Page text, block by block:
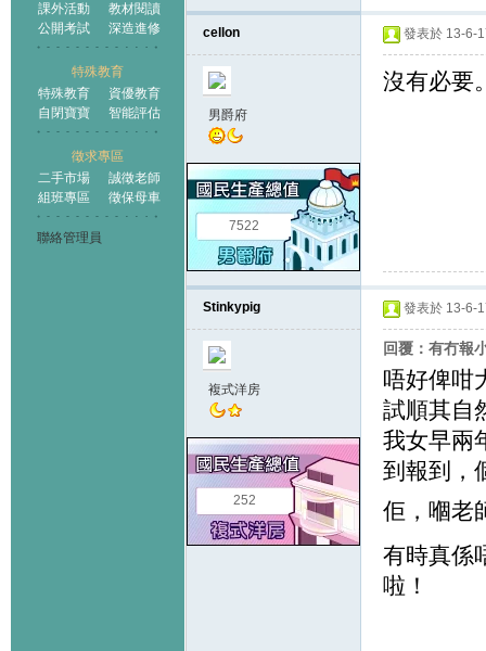
課外活動
教材閱讀
公開考試
深造進修
特殊教育
特殊教育
資優教育
自閉寶寶
智能評估
徵求專區
二手市場
誠徵老師
組班專區
徵保母車
聯絡管理員
cellon
男爵府
7522
發表於 13-6-
沒有必要
Stinkypig
複式洋房
252
發表於 13-6-
回覆：有冇報
唔好俾咁
試順其自
我女早兩
到報到，
佢，嗰老
有時真係
啦！